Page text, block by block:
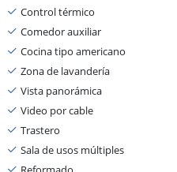
Control térmico
Comedor auxiliar
Cocina tipo americano
Zona de lavandería
Vista panorámica
Video por cable
Trastero
Sala de usos múltiples